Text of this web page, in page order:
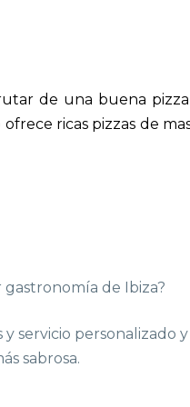
de una buena
ricas pizzas de
gastronomía de Ibiza?
servicio personalizado
sabrosa.